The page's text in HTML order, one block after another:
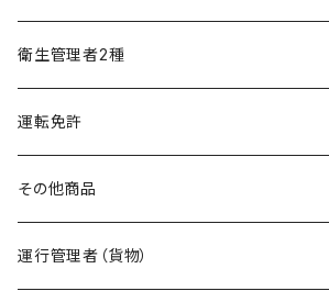
精神保健福祉士
フルセット
模擬試験
フルセット
オリジナル教材
模擬試験
フルセット
衛生管理者2種
オリジナル教材
模擬試験
フルセット
運転免許
その他商品
暗記カード作成キット
運行管理者（貨物）